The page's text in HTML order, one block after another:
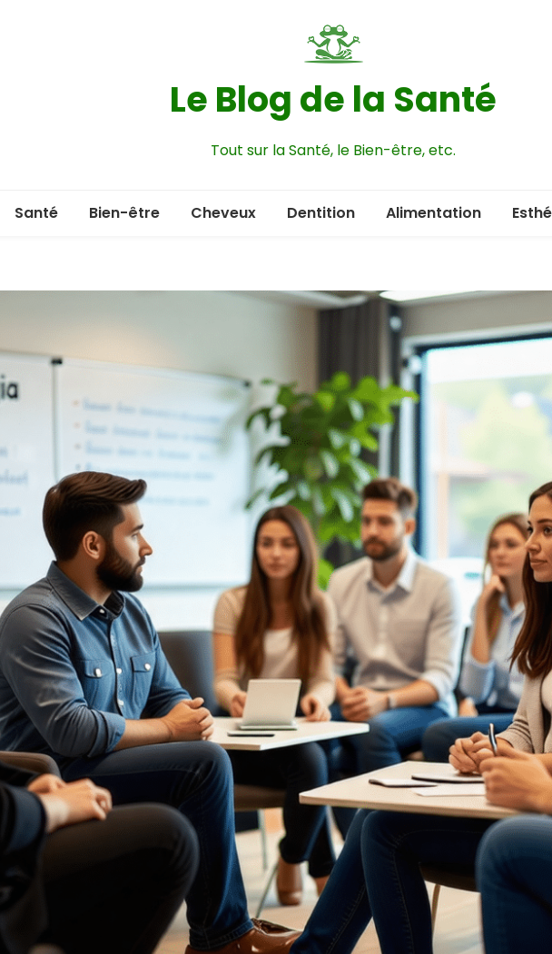
Le Blog de la Santé
Tout sur la Santé, le Bien-être, etc.
Santé Bien-être Cheveux Dentition Alimentation